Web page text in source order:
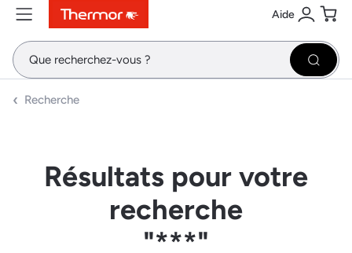
ContenuMenuRecherche Aide
Se
Recherche
Résultats pour votre
recherche
"***"